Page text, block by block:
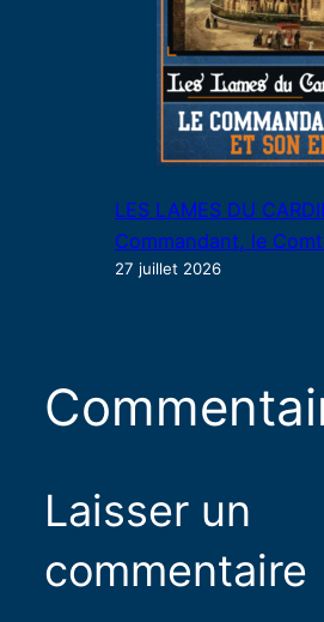
LES LAMES DU
Commandant, le
27 juillet 2026
Laisser un
commentaire